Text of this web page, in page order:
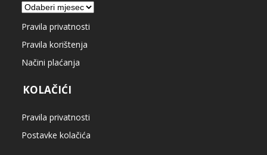
Arhiva
Pravila privatnosti
Pravila korištenja
Načini plaćanja
KOLAČIĆI
Pravila privatnosti
Postavke kolačića